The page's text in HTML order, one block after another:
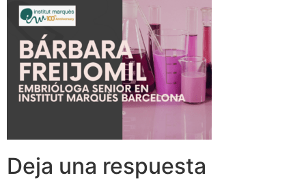
Deja una respuesta